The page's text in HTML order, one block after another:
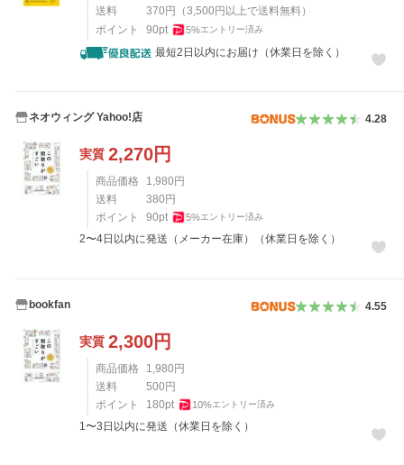
送料
370 円 （3,500 円以上で送料無料）
ポイント
90pt 5%エントリー済み
最短2日以内にお届け（休業日を除く）
ネオウィング Yahoo!店 4.28
実質 2,270円
商品価格 1,980 円
送料
380 円
ポイント
90pt 5%エントリー済み
2〜4日以内に発送（メーカー在庫）（休業日を除く）
bookfan 4.55
実質 2,300円
商品価格 1,980 円
送料
500 円
ポイント
180pt 10%エントリー済み
1〜3日以内に発送（休業日を除く）